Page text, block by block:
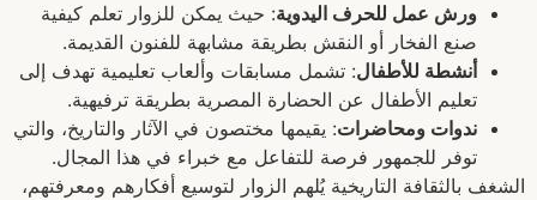
ورش عمل للحرف اليدوية: حيث يمكن للزوار تعلم كيفية
صنع الفخار أو النقش بطريقة مشابهة للفنون القديمة.
أنشطة للأطفال: تشمل مسابقات وألعاب تعليمية تهدف إلى
تعليم الأطفال عن الحضارة المصرية بطريقة ترفيهية.
ندوات ومحاضرات: يقيمها مختصون في الآثار والتاريخ، والتي
توفر للجمهور فرصة للتفاعل مع خبراء في هذا المجال.
الشغف بالثقافة التاريخية يُلهم الزوار لتوسيع أفكارهم ومعرفتهم،